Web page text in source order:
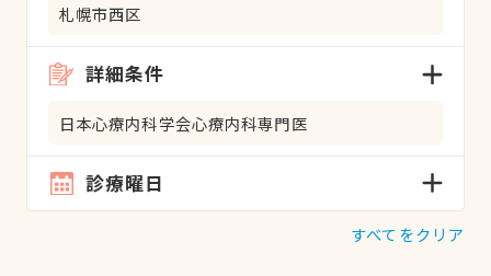
札幌市西区
詳細条件
日本心療内科学会心療内科専門医
診療曜日
すべてをクリア